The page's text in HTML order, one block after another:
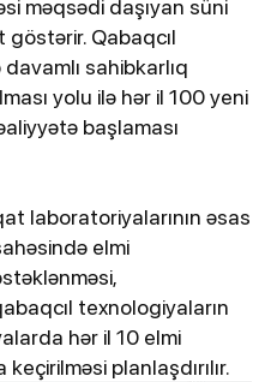
məqsədi daşıyan süni
Qabaqcıl
sahibkarlıq
yolu ilə hər il 100 yeni
başlaması
laboratoriyalarının əsas
elmi
texnologiyaların
hər il 10 elmi
planlaşdırılır.